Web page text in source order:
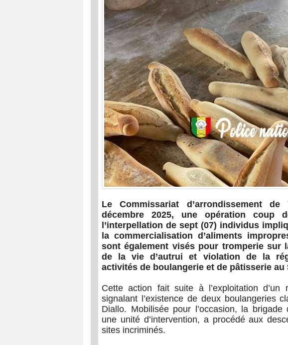
Le Commissariat d’arrondissement
décembre 2025, une opération coup
l’interpellation de sept (07) individus
la commercialisation d’aliments
sont également visés pour tromperie sur
de la vie d’autrui et violation de la
activités de boulangerie et de pâtisserie au
Cette action fait suite à l’exploitation d’un
signalant l’existence de deux boulangeries
Diallo. Mobilisée pour l’occasion, la
une unité d’intervention, a procédé aux
sites incriminés.